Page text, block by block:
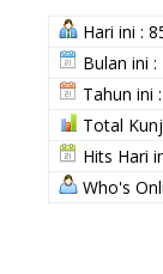
Hari ini :
Bulan ini :
Tahun ini
Total
Hits Hari
Who's